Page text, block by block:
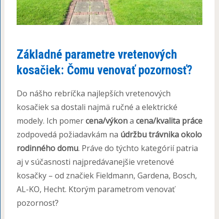
Základné parametre vretenových
kosačiek: Čomu venovať pozornosť?
Do nášho rebríčka najlepších vretenových
kosačiek sa dostali najmä ručné a elektrické
modely. Ich pomercena/výkona cena/kvalita práce
zodpovedá požiadavkám na údržbu trávnika okolo
rodinného domu. Práve do týchto kategórií patria
aj v súčasnosti najpredávanejšie vretenové
kosačky – od značiek Fieldmann, Gardena, Bosch,
AL-KO, Hecht. Ktorým parametrom venovať
pozornosť?